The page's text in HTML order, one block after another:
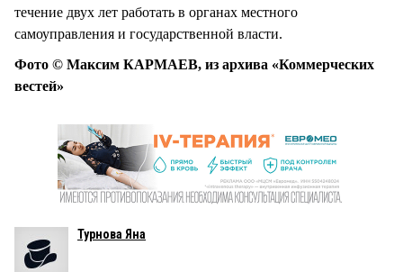
течение двух лет работать в органах местного
самоуправления и государственной власти.
Фото © Максим КАРМАЕВ, из архива «Коммерческих
вестей»
Турнова Яна